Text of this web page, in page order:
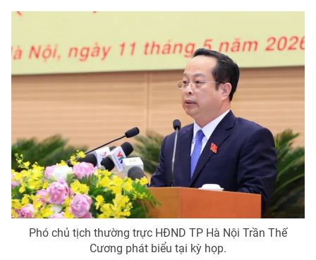
Thị trường 24h Tấm lòng Việt
Vươn mình bằng AI
VTV9 VTV8
Liên hệ tòa soạn English
Phó chủ tịch thường trực HĐND TP Hà Nội Trần Thế
Cương phát biểu tại kỳ họp.